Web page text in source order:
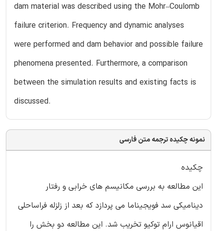
dam material was described using the Mohr–Coulomb
failure criterion. Frequency and dynamic analyses
were performed and dam behavior and possible failure
phenomena presented. Furthermore, a comparison
between the simulation results and existing facts is
discussed.
نمونه چکیده ترجمه متن فارسی
چکیده
این مطالعه به بررسی مکانیسم های خرابی و رفتار
دینامیکی سد فویجیناما می پردازد که بعد از زلزله فراساحلی
اقیانوس ارام توکیو تخریب شد. این مطالعه دو بخش را